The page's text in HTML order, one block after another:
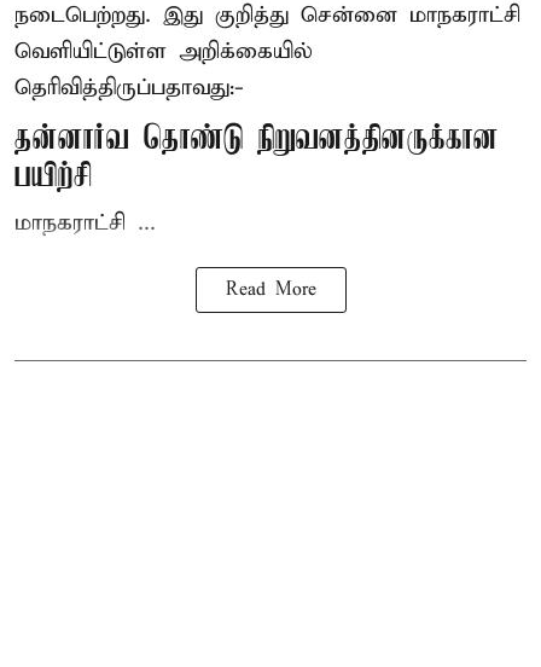
நடைபெற்றது. இது குறித்து சென்னை மாநகராட்சி
வெளியிட்டுள்ள அறிக்கையில்
தெரிவித்திருப்பதாவது:-
தன்னார்வ தொண்டு நிறுவனத்தினருக்கான
பயிற்சி
மாநகராட்சி ...
Read More